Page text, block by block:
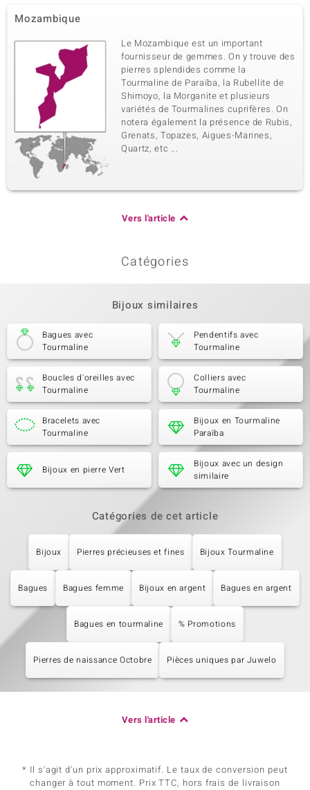
Mozambique
Le Mozambique est un important
fournisseur de gemmes. On y trouve des
pierres splendides comme la
Tourmaline de Paraïba, la Rubellite de
Shimoyo, la Morganite et plusieurs
variétés de Tourmalines cuprifères. On
notera également la présence de Rubis,
Grenats, Topazes, Aigues-Marines,
Quartz, etc ...
Vers l'article
Catégories
Bijoux similaires
Bagues avec
Tourmaline
Pendentifs avec
Tourmaline
Boucles d'oreilles avec
Tourmaline
Colliers avec
Tourmaline
Bracelets avec
Tourmaline
Bijoux en Tourmaline
Paraïba
Bijoux en pierre Vert
Bijoux avec un design
similaire
Catégories de cet article
Bijoux Pierres précieuses et fines Bijoux Tourmaline
Bagues Bagues femme Bijoux en argent Bagues en argent
Bagues en tourmaline % Promotions
Pierres de naissance Octobre Pièces uniques par Juwelo
Vers l'article
* Il s'agit d'un prix approximatif. Le taux de conversion peut
changer à tout moment. Prix TTC, hors frais de livraison